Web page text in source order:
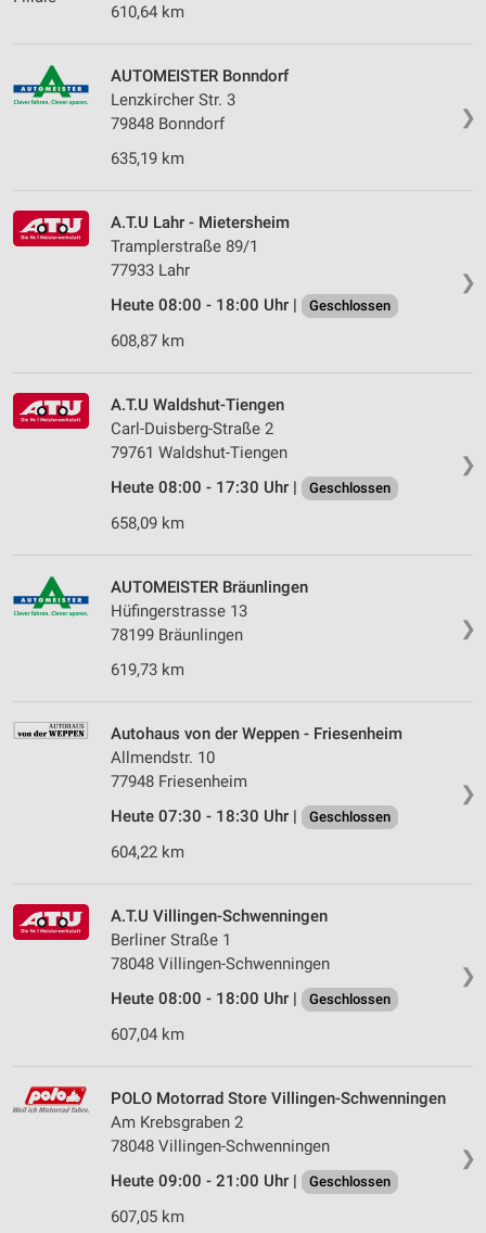
610,64 km
❯
AUTOMEISTER Bonndorf
Lenzkircher Str. 3
79848 Bonndorf
635,19 km
❯
A.T.U Lahr - Mietersheim
Tramplerstraße 89/1
77933 Lahr
Heute 08:00 - 18:00 Uhr |
Geschlossen
608,87 km
❯
A.T.U Waldshut-Tiengen
Carl-Duisberg-Straße 2
79761 Waldshut-Tiengen
Heute 08:00 - 17:30 Uhr |
Geschlossen
658,09 km
❯
AUTOMEISTER Bräunlingen
Hüfingerstrasse 13
78199 Bräunlingen
619,73 km
❯
Autohaus von der Weppen - Friesenheim
Allmendstr. 10
77948 Friesenheim
Heute 07:30 - 18:30 Uhr |
Geschlossen
604,22 km
❯
A.T.U Villingen-Schwenningen
Berliner Straße 1
78048 Villingen-Schwenningen
Heute 08:00 - 18:00 Uhr |
Geschlossen
607,04 km
❯
POLO Motorrad Store Villingen-Schwenningen
Am Krebsgraben 2
78048 Villingen-Schwenningen
Heute 09:00 - 21:00 Uhr |
Geschlossen
607,05 km